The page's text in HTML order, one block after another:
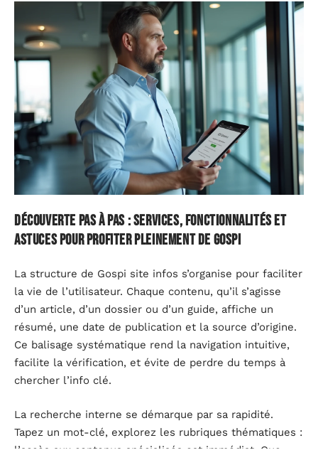
Découverte pas à pas : services, fonctionnalités et
astuces pour profiter pleinement de Gospi
La structure de Gospi site infos s’organise pour faciliter
la vie de l’utilisateur. Chaque contenu, qu’il s’agisse
d’un article, d’un dossier ou d’un guide, affiche un
résumé, une date de publication et la source d’origine.
Ce balisage systématique rend la navigation intuitive,
facilite la vérification, et évite de perdre du temps à
chercher l’info clé.
La recherche interne se démarque par sa rapidité.
Tapez un mot-clé, explorez les rubriques thématiques :
l’accès aux contenus spécialisés est immédiat. Que